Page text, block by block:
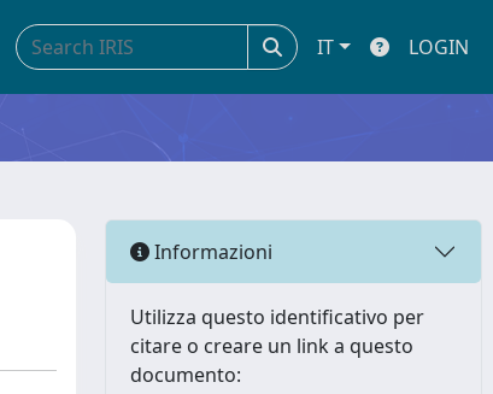
IT LOGIN
Informazioni
Utilizza questo identificativo per
citare o creare un link a questo
documento: